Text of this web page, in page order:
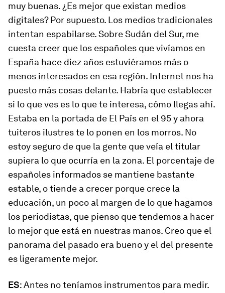
muy buenas. ¿Es mejor que existan medios
digitales? Por supuesto. Los medios tradicionales
intentan espabilarse. Sobre Sudán del Sur, me
cuesta creer que los españoles que vivíamos en
España hace diez años estuviéramos más o
menos interesados en esa región. Internet nos ha
puesto más cosas delante. Habría que establecer
si lo que ves es lo que te interesa, cómo llegas ahí.
Estaba en la portada de El País en el 95 y ahora
tuiteros ilustres te lo ponen en los morros. No
estoy seguro de que la gente que veía el titular
supiera lo que ocurría en la zona. El porcentaje de
españoles informados se mantiene bastante
estable, o tiende a crecer porque crece la
educación, un poco al margen de lo que hagamos
los periodistas, que pienso que tendemos a hacer
lo mejor que está en nuestras manos. Creo que el
panorama del pasado era bueno y el del presente
es ligeramente mejor.
ES: Antes no teníamos instrumentos para medir.